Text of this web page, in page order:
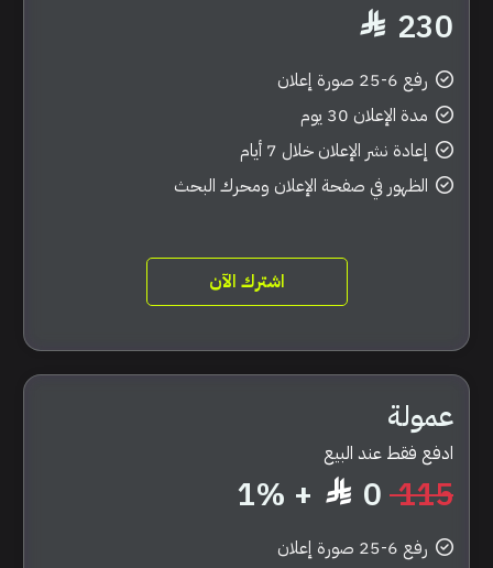
230
رفع 6-25 صورة إعلان
مدة الإعلان 30 يوم
إعادة نشر الإعلان خلال 7 أيام
الظهور في صفحة الإعلان ومحرك البحث
اشترك الآن
عمولة
ادفع فقط عند البيع
115
0
+
1%
رفع 6-25 صورة إعلان